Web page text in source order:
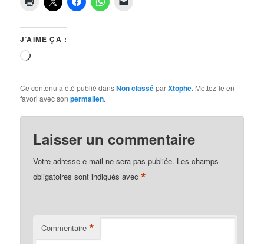
J’AIME ÇA :
Chargement…
Ce contenu a été publié dansNon classéparXtophe. Mettez-le en
favori avec sonpermalien.
Laisser un commentaire
Votre adresse e-mail ne sera pas publiée. Les champs
obligatoires sont indiqués avec*
Commentaire *